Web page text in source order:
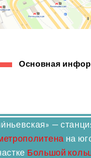
Основная
» —
на
Большой